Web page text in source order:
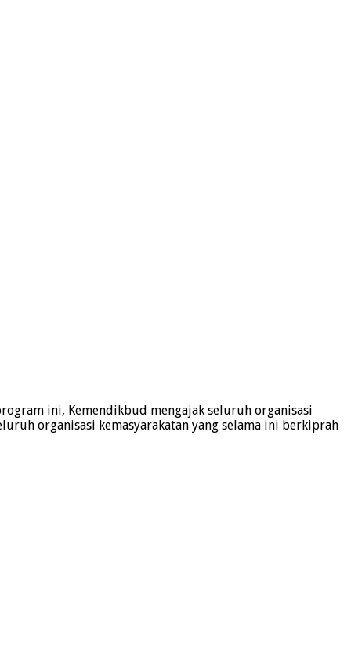
ini, Kemendikbud mengajak seluruh organisasi
organisasi kemasyarakatan yang selama ini berkiprah